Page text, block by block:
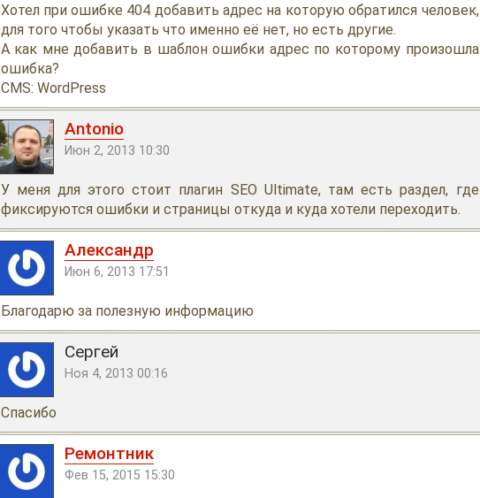
Хотел при ошибке 404 добавить адрес на которую обратился человек,
для того чтобы указать что именно её нет, но есть другие.
А как мне добавить в шаблон ошибки адрес по которому произошла
ошибка?
CMS: WordPress
Antonio
Июн 2, 2013 10:30
У меня для этого стоит плагин SEO Ultimate, там есть раздел, где
фиксируются ошибки и страницы откуда и куда хотели переходить.
Александр
Июн 6, 2013 17:51
Благодарю за полезную информацию
Сергей
Ноя 4, 2013 00:16
Спасибо
Ремонтник
Фев 15, 2015 15:30